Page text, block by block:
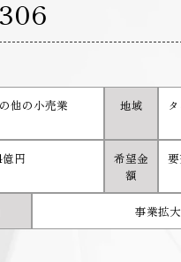
他の小売業 地域
億円
希望金
額
事業拡大